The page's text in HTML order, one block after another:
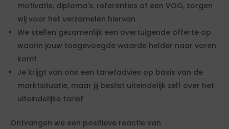
motivatie, diploma's, referenties of een VOG, zorgen
wij voor het verzamelen hiervan
We stellen gezamenlijk een overtuigende offerte op
waarin jouw toegevoegde waarde helder naar voren
komt
Je krijgt van ons een tariefadvies op basis van de
marktsituatie, maar jij beslist uiteindelijk zelf over het
uiteindelijke tarief
Ontvangen we een positieve reactie van